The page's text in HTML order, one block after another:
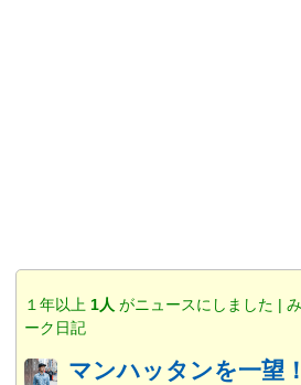
１年以上 1人 がニュースにしました |
ーク日記
マンハッタンを一望！